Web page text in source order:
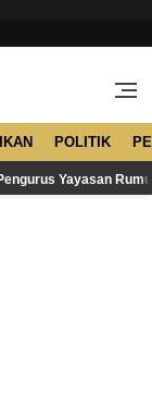
POLITIK
Yayasan